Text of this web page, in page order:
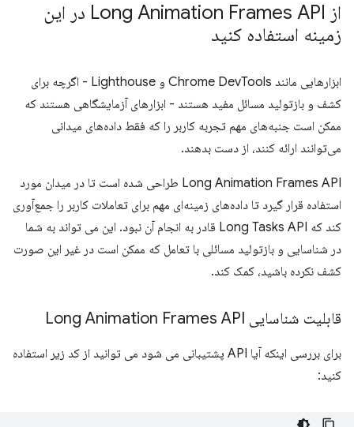
از Long Animation Frames API در این
زمینه استفاده کنید
ابزارهایی مانند Chrome DevTools و Lighthouse - اگرچه برای
کشف و بازتولید مسائل مفید هستند - ابزارهای آزمایشگاهی هستند که
ممکن است جنبه‌های مهم تجربه کاربر را که فقط داده‌های میدانی
می‌توانند ارائه کنند، از دست بدهند.
Long Animation Frames API طراحی شده است تا در میدان مورد
استفاده قرار گیرد تا داده‌های زمینه‌ای مهم برای تعاملات کاربر را جمع‌آوری
کند که Long Tasks API قادر به انجام آن نبود. این می تواند به شما
در شناسایی و بازتولید مسائلی با تعامل که ممکن است در غیر این صورت
کشف نکرده باشید، کمک کند.
قابلیت شناسایی Long Animation Frames API
برای بررسی اینکه آیا API پشتیبانی می شود می توانید از کد زیر استفاده
کنید: